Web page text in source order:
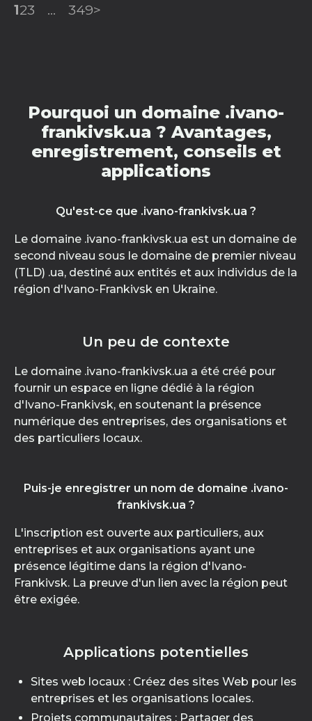
123 ... 349>
Pourquoi un domaine .ivano-
frankivsk.ua ? Avantages,
enregistrement, conseils et
applications
Qu'est-ce que .ivano-frankivsk.ua ?
Le domaine .ivano-frankivsk.ua est un domaine de
second niveau sous le domaine de premier niveau
(TLD) .ua, destiné aux entités et aux individus de la
région d'Ivano-Frankivsk en Ukraine.
Un peu de contexte
Le domaine .ivano-frankivsk.ua a été créé pour
fournir un espace en ligne dédié à la région
d'Ivano-Frankivsk, en soutenant la présence
numérique des entreprises, des organisations et
des particuliers locaux.
Puis-je enregistrer un nom de domaine .ivano-
frankivsk.ua ?
L'inscription est ouverte aux particuliers, aux
entreprises et aux organisations ayant une
présence légitime dans la région d'Ivano-
Frankivsk. La preuve d'un lien avec la région peut
être exigée.
Applications potentielles
Sites web locaux : Créez des sites Web pour les
entreprises et les organisations locales.
Projets communautaires : Partager des